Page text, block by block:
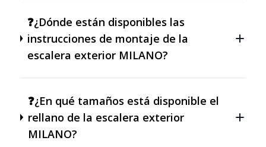
❓¿Dónde están disponibles las
instrucciones de montaje de la
escalera exterior MILANO?
❓¿En qué tamaños está disponible el
rellano de la escalera exterior
MILANO?